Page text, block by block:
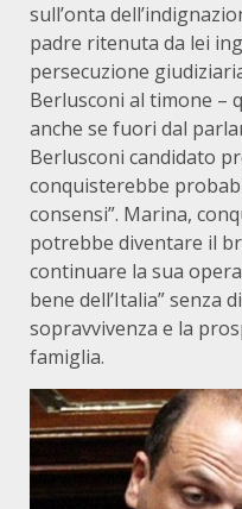
sull’onta
padre ritenuta da lei
persecuzione
Berlusconi al timone –
anche se fuori dal
Berlusconi candidato
conquisterebbe
consensi”. Marina,
potrebbe diventare il
continuare la sua
bene dell’Italia” senza
sopravvivenza e la
famiglia.